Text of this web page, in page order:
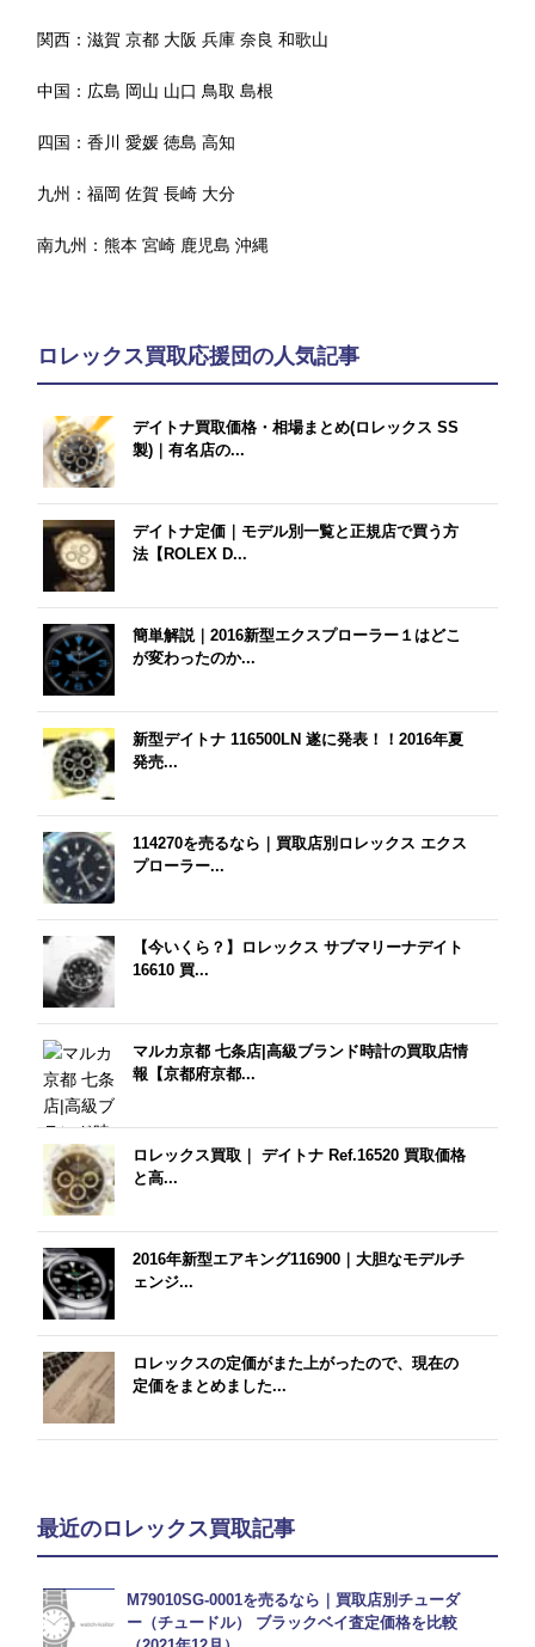
関西：滋賀 京都 大阪 兵庫 奈良 和歌山
中国： 広島 岡山 山口 鳥取 島根
四国：香川 愛媛 徳島 高知
九州：福岡 佐賀 長崎 大分
南九州：熊本 宮崎 鹿児島 沖縄
ロレックス買取応援団の人気記事
デイトナ買取価格・相場まとめ(ロレックス SS
製)｜有名店の...
デイトナ定価｜モデル別一覧と正規店で買う方
法【ROLEX D...
簡単解説｜2016新型エクスプローラー１はどこ
が変わったのか...
新型デイトナ 116500LN 遂に発表！！2016年夏
発売...
114270を売るなら｜買取店別ロレックス エクス
プローラー...
【今いくら？】ロレックス サブマリーナデイト
16610 買...
マルカ京都 七条店|高級ブランド時計の買取店情
報【京都府京都...
ロレックス買取｜ デイトナ Ref.16520 買取価格
と高...
2016年新型エアキング116900｜大胆なモデルチ
ェンジ...
ロレックスの定価がまた上がったので、現在の
定価をまとめました...
最近のロレックス買取記事
M79010SG-0001を売るなら｜買取店別チューダ
ー（チュードル） ブラックベイ査定価格を比較